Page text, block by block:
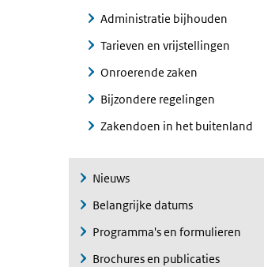
Administratie bijhouden
Tarieven en vrijstellingen
Onroerende zaken
Bijzondere regelingen
Zakendoen in het buitenland
Nieuws
Belangrijke datums
Programma's en formulieren
Brochures en publicaties